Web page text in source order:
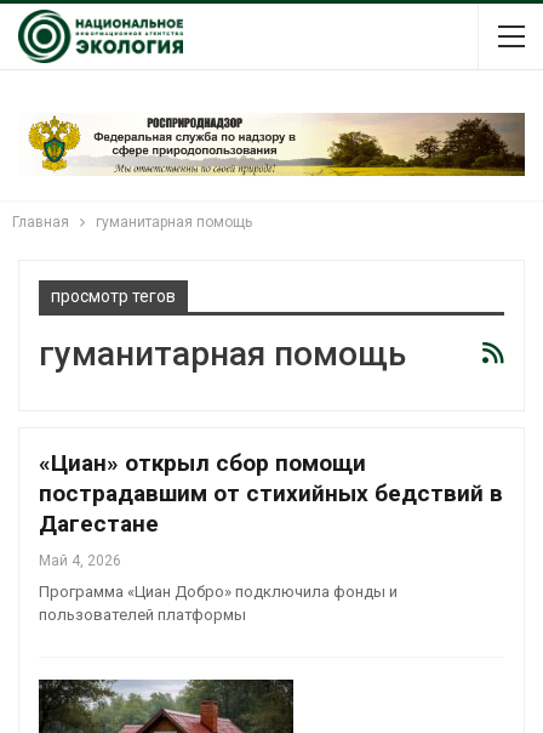
Главная гуманитарная помощь
просмотр тегов
гуманитарная помощь
«Циан» открыл сбор помощи
пострадавшим от стихийных бедствий в
Дагестане
Май 4, 2026
Программа «Циан Добро» подключила фонды и
пользователей платформы